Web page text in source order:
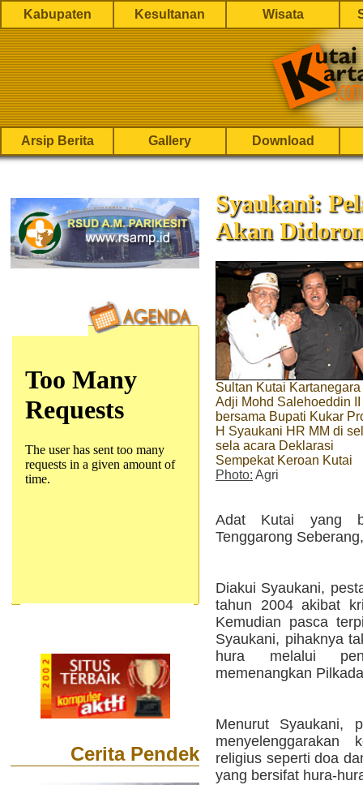
Kabupaten Kesultanan Wisata
Arsip Berita Gallery Download
Cerita Pendek
Syaukani:
Akan
Sultan Kutai Kartanegara
Adji Mohd Salehoeddin II
bersama Bupati Kukar
H Syaukani HR MM di
sela acara Deklarasi
Sempekat Keroan Kutai
Photo: Agri
Adat Kutai yang
Tenggarong
Diakui Syaukani,
tahun 2004 akibat
Kemudian pasca
Syaukani, pihaknya
hura melalui
memenangkan
Menurut Syaukani,
menyelenggarakan
religius seperti doa
yang bersifat hura-